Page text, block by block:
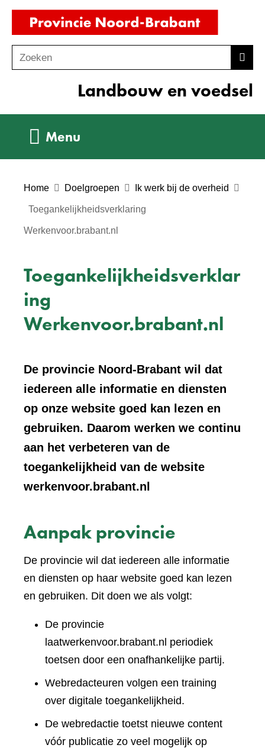
Ga
de
inhoud
o
Zoeken
Landbouw en voedsel
Menu
Home Doelgroepen Ik werk bij de overheid
Toegankelijkheidsverklaring
Werkenvoor.brabant.nl
Toegankelijkheidsverklar
ing
Werkenvoor.brabant.nl
De provincie Noord-Brabant wil dat
iedereen alle informatie en diensten
op onze website goed kan lezen en
gebruiken. Daarom werken we continu
aan het verbeteren van de
toegankelijkheid van de website
werkenvoor.brabant.nl
Aanpak provincie
De provincie wil dat iedereen alle informatie
en diensten op haar website goed kan lezen
en gebruiken. Dit doen we als volgt:
De provincie
laatwerkenvoor.brabant.nl periodiek
toetsen door een onafhankelijke partij.
Webredacteuren volgen een training
over digitale toegankelijkheid.
De webredactie toetst nieuwe content
vóór publicatie zo veel mogelijk op